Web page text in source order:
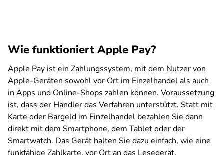
Wie funktioniert Apple Pay?
Apple Pay ist ein Zahlungssystem, mit dem Nutzer von
Apple-Geräten sowohl vor Ort im Einzelhandel als auch
in Apps und Online-Shops zahlen können. Voraussetzung
ist, dass der Händler das Verfahren unterstützt. Statt mit
Karte oder Bargeld im Einzelhandel bezahlen Sie dann
direkt mit dem Smartphone, dem Tablet oder der
Smartwatch. Das Gerät halten Sie dazu einfach, wie eine
funkfähige Zahlkarte, vor Ort an das Lesegerät.